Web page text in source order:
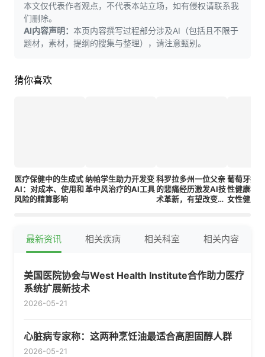
本文仅代表作者观点，不代表本站立场，如有侵权请联系我
们删除。
AI内容声明： 本页内容撰写过程部分涉及AI（包括且不限于
题材，素材，提纲的搜集与整理），请注意甄别。
猜你喜欢
医疗保健中的生成式
AI：对成本、使用和
风险的精算影响
纳帕学生助力开发变
革中风治疗的AI工具
科罗拉多州一位父亲
的悲痛经历激发AI技
术革新，有望改变孕
葡萄牙推
性健康科
女性健康
最新资讯 相关疾病 相关科室 相关内容
美国医院协会与West Health Institute合作助力医疗
系统扩展新技术
2026-05-21
心脏病专家称：这两种烹饪油最适合高胆固醇人群
2026-05-21